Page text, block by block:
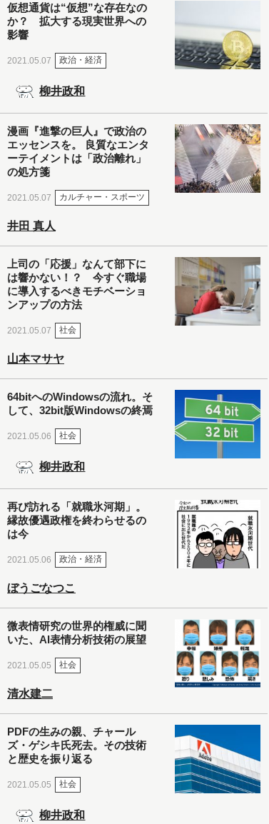
仮想通貨は“仮想”な存在なの
か？ 拡大する現実世界への
影響
2021.05.07 政治・経済
柳井政和
漫画『進撃の巨人』で政治の
エッセンスを。 良質なエンタ
ーテイメントは「政治離れ」
の処方箋
2021.05.07 カルチャー・スポーツ
井田 真人
上司の「応援」なんて部下に
は響かない！？ 今すぐ職場
に導入するべきモチベーショ
ンアップの方法
2021.05.07 社会
山本マサヤ
64bitへのWindowsの流れ。そ
して、32bit版Windowsの終焉
2021.05.06 社会
柳井政和
再び訪れる「就職氷河期」。
縁故優遇政権を終わらせるの
は今
2021.05.06 政治・経済
ぼうごなつこ
微表情研究の世界的権威に聞
いた、AI表情分析技術の展望
2021.05.05 社会
清水建二
PDFの生みの親、チャール
ズ・ゲシキ氏死去。その技術
と歴史を振り返る
2021.05.05 社会
柳井政和